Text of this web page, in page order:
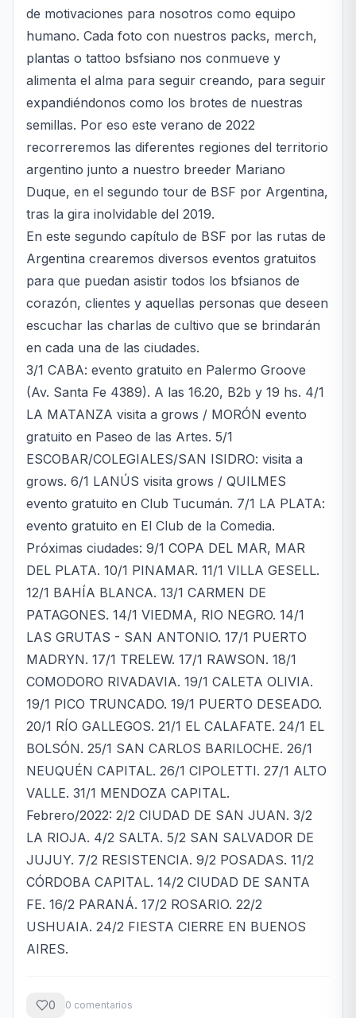
de motivaciones para nosotros como equipo
humano. Cada foto con nuestros packs, merch,
plantas o tattoo bsfsiano nos conmueve y
alimenta el alma para seguir creando, para seguir
expandiéndonos como los brotes de nuestras
semillas. Por eso este verano de 2022
recorreremos las diferentes regiones del territorio
argentino junto a nuestro breeder Mariano
Duque, en el segundo tour de BSF por Argentina,
tras la gira inolvidable del 2019.
En este segundo capítulo de BSF por las rutas de
Argentina crearemos diversos eventos gratuitos
para que puedan asistir todos los bfsianos de
corazón, clientes y aquellas personas que deseen
escuchar las charlas de cultivo que se brindarán
en cada una de las ciudades.
3/1 CABA: evento gratuito en Palermo Groove
(Av. Santa Fe 4389). A las 16.20, B2b y 19 hs. 4/1
LA MATANZA visita a grows / MORÓN evento
gratuito en Paseo de las Artes. 5/1
ESCOBAR/COLEGIALES/SAN ISIDRO: visita a
grows. 6/1 LANÚS visita grows / QUILMES
evento gratuito en Club Tucumán. 7/1 LA PLATA:
evento gratuito en El Club de la Comedia.
Próximas ciudades: 9/1 COPA DEL MAR, MAR
DEL PLATA. 10/1 PINAMAR. 11/1 VILLA GESELL.
12/1 BAHÍA BLANCA. 13/1 CARMEN DE
PATAGONES. 14/1 VIEDMA, RIO NEGRO. 14/1
LAS GRUTAS - SAN ANTONIO. 17/1 PUERTO
MADRYN. 17/1 TRELEW. 17/1 RAWSON. 18/1
COMODORO RIVADAVIA. 19/1 CALETA OLIVIA.
19/1 PICO TRUNCADO. 19/1 PUERTO DESEADO.
20/1 RÍO GALLEGOS. 21/1 EL CALAFATE. 24/1 EL
BOLSÓN. 25/1 SAN CARLOS BARILOCHE. 26/1
NEUQUÉN CAPITAL. 26/1 CIPOLETTI. 27/1 ALTO
VALLE. 31/1 MENDOZA CAPITAL.
Febrero/2022: 2/2 CIUDAD DE SAN JUAN. 3/2
LA RIOJA. 4/2 SALTA. 5/2 SAN SALVADOR DE
JUJUY. 7/2 RESISTENCIA. 9/2 POSADAS. 11/2
CÓRDOBA CAPITAL. 14/2 CIUDAD DE SANTA
FE. 16/2 PARANÁ. 17/2 ROSARIO. 22/2
USHUAIA. 24/2 FIESTA CIERRE EN BUENOS
AIRES.
0 0 comentarios